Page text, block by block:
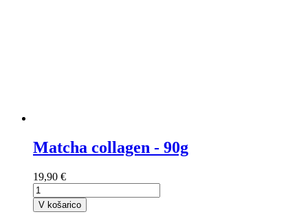
Matcha collagen - 90g
19,90 €
V košarico